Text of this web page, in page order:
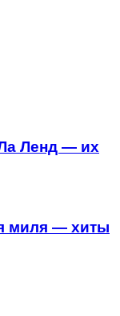
Ленд — их
миля — хиты